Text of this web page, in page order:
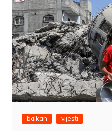
balkan vijesti